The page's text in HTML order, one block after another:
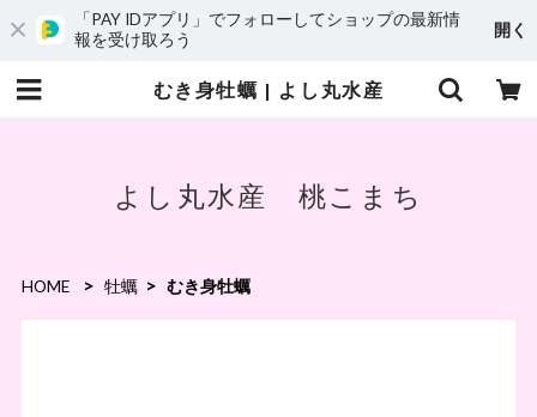
「PAY IDアプリ」でフォローしてショップの最新情
報を受け取ろう
開く
むき身牡蠣 | よし丸水産
よし丸水産 桃こまち
HOME 牡蠣 むき身牡蠣